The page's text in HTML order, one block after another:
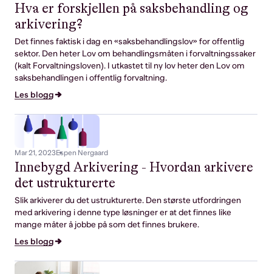
Hva er forskjellen på saksbehandling og
arkivering?
Det finnes faktisk i dag en «saksbehandlingslov» for offentlig
sektor. Den heter Lov om behandlingsmåten i forvaltningssaker
(kalt Forvaltningsloven). I utkastet til ny lov heter den Lov om
saksbehandlingen i offentlig forvaltning.
Les blogg
Mar 21, 2023Espen Nergaard
Innebygd Arkivering - Hvordan arkivere
det ustrukturerte
Slik arkiverer du det ustrukturerte. Den største utfordringen
med arkivering i denne type løsninger er at det finnes like
mange måter å jobbe på som det finnes brukere.
Les blogg